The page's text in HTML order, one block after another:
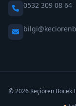
0532 309 08 64
© 2026 Keçiören Böcek